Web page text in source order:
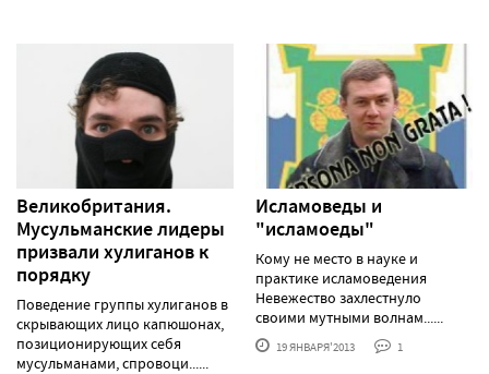
Великобритания.
Мусульманские лидеры
призвали хулиганов к
порядку
Поведение группы хулиганов в
скрывающих лицо капюшонах,
позиционирующих себя
мусульманами, спровоци......
Исламоведы и
"исламоеды"
Кому не место в науке и
практике исламоведения
Невежество захлестнуло
своими мутными волнам......
19 ЯНВАРЯ'2013 1